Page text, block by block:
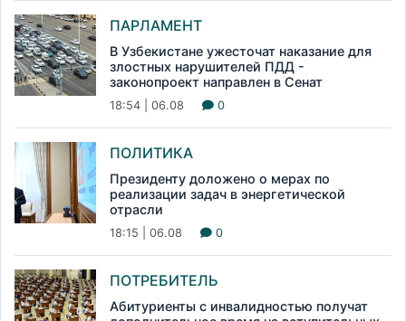
ПАРЛАМЕНТ
В Узбекистане ужесточат наказание для
злостных нарушителей ПДД -
законопроект направлен в Сенат
18:54 | 06.08 0
ПОЛИТИКА
Президенту доложено о мерах по
реализации задач в энергетической
отрасли
18:15 | 06.08 0
ПОТРЕБИТЕЛЬ
Абитуриенты с инвалидностью получат